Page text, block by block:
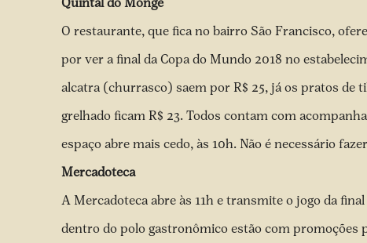
O restaurante, que fica no bairro São Francisco,
por ver a final da Copa do Mundo 2018 no
alcatra (churrasco) saem por R$ 25, já os pratos de
grelhado ficam R$ 23. Todos contam com
espaço abre mais cedo, às 10h. Não é necessário
Mercadoteca
A Mercadoteca abre às 11h e transmite o jogo da
dentro do polo gastronômico estão com promoções